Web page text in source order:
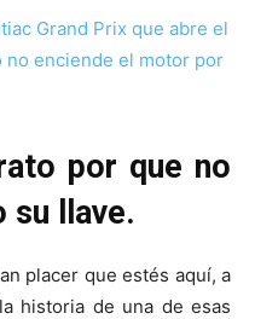
por que no
su llave.
placer que estés aquí, a
historia de una de esas